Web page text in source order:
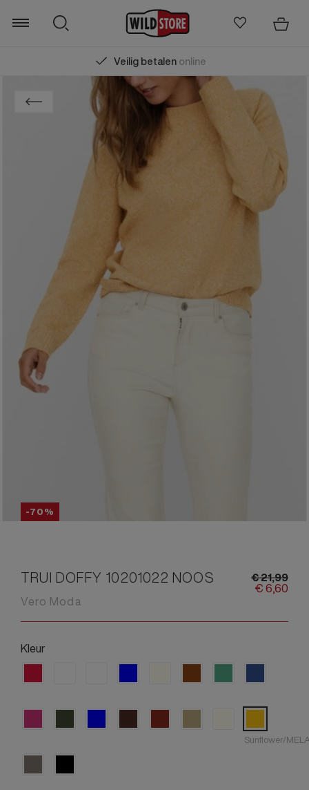
Gratis verzendingvanaf € 75,00 (m.u.v.
Zoeken
-70%
TRUI DOFFY 10201022 NOOS
Vero Moda
€21,99
€6,60
Kleur
Sunflower/